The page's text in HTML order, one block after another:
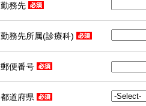
勤務先
勤務先所属(診療科)
郵便番号
都道府県